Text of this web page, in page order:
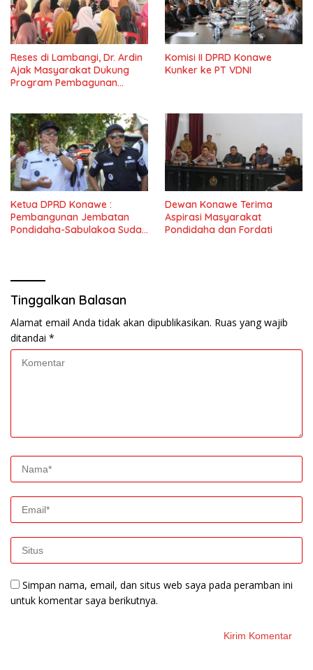
Reses di Lambangi, Dr. Ardin
Ajak Masyarakat Dukung
Program Pembagunan
Komisi II DPRD Konawe
Kunker ke PT VDNI
Ketua DPRD Konawe :
Pembangunan Jembatan
Pondidaha-Sabulakoa Sudah
Dewan Konawe Terima
Aspirasi Masyarakat
Pondidaha dan Fordati
Tinggalkan Balasan
Alamat email Anda tidak akan dipublikasikan. Ruas yang wajib
ditandai *
Simpan nama, email, dan situs web saya pada peramban ini
untuk komentar saya berikutnya.